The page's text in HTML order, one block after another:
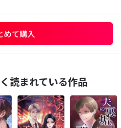
めて購入
読まれている作品